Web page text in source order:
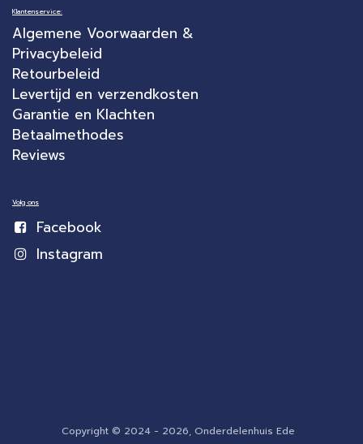
Klantenservice:
Algemene Voorwaarden &
Privacybeleid
Retourbeleid
Levertijd en verzendkosten
Garantie en Klachten
Betaalmethodes
Reviews
Volg ons
Facebook
Instagram
Copyright © 2024 - 2026, Onderdelenhuis Ede